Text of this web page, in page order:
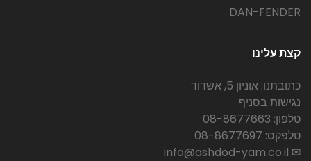
DAN-FENDER
קצת עלינו
כתובתנו: אוניון 5, אשדוד
נגישות בסניף
טלפון: 08-8677663
טלפקס: 08-8677697
✉ info@ashdod-yam.co.il